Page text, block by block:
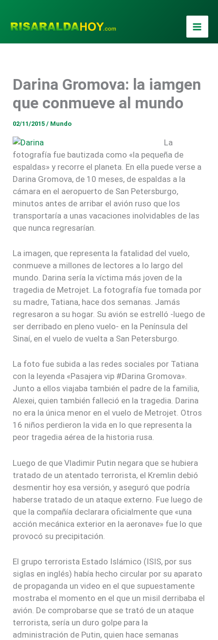
contenido
Darina Gromova: la iamgen
que conmueve al mundo
02/11/2015/ Mundo
La
fotografía fue bautizada como «la pequeña de
espaldas» y recorre el planeta. En ella puede verse a
Darina Gromova, de 10 meses, de espaldas a la
cámara en el aeropuerto de San Petersburgo,
minutos antes de arribar el avión ruso que los
transportaría a unas vacaciones inolvidables de las
que nunca regresarían.
La imagen, que representa la fatalidad del vuelo,
conmueve a millones de lectores a lo largo del
mundo. Darina sería la víctima más joven de la
tragedia de Metrojet. La fotografía fue tomada por
su madre, Tatiana, hace dos semanas. Jamás
regresaron a su hogar. Su avión se estrelló -luego de
ser derribado en pleno vuelo- en la Península del
Sinaí, en el vuelo de vuelta a San Petersburgo.
La foto fue subida a las redes sociales por Tatiana
con la leyenda «Pasajera vip #Darina Gromova».
Junto a ellos viajaba también el padre de la familia,
Alexei, quien también falleció en la tragedia. Darina
no era la única menor en el vuelo de Metrojet. Otros
16 niños perdieron la vida en lo que representa la
peor tragedia aérea de la historia rusa.
Luego de que Vladimir Putin negara que se hubiera
tratado de un atentado terrorista, el Kremlin debió
desmentir hoy esa versión, y aseguró que podría
haberse tratado de un ataque externo. Fue luego de
que la compañía declarara oficialmente que «una
acción mecánica exterior en la aeronave» fue lo que
provocó su precipitación.
El grupo terrorista Estado Islámico (ISIS, por sus
siglas en inglés) había hecho circular por su aparato
de propaganda un video en el que supuestamente
mostraba el momento en el que un misil derribaba el
avión. De comprobarse que se trató de un ataque
terrorista, sería un duro golpe para la
administración de Putin, quien hace semanas